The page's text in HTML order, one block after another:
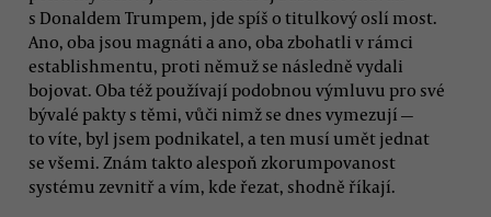
s Donaldem Trumpem, jde spíš o titulkový oslí most.
Ano, oba jsou magnáti a ano, oba zbohatli v rámci
establishmentu, proti němuž se následně vydali
bojovat. Oba též používají podobnou výmluvu pro své
bývalé pakty s těmi, vůči nimž se dnes vymezují —
to víte, byl jsem podnikatel, a ten musí umět jednat
se všemi. Znám takto alespoň zkorumpovanost
systému zevnitř a vím, kde řezat, shodně říkají.